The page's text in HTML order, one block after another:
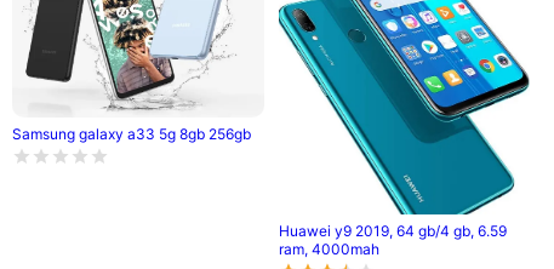
Samsung galaxy a33 5g 8gb 256gb
Huawei y9 2019, 64 gb/4 gb, 6.59
ram, 4000mah